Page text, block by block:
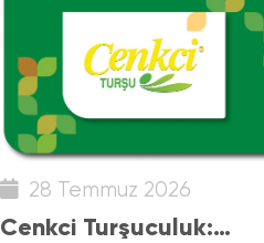
28 Temmuz 2026
Cenkci Turşuculuk: